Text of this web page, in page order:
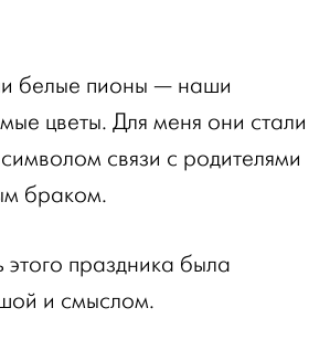
белые пионы — наши
цветы. Для меня они стали
связи с родителями
браком.
этого праздника была
и смыслом.